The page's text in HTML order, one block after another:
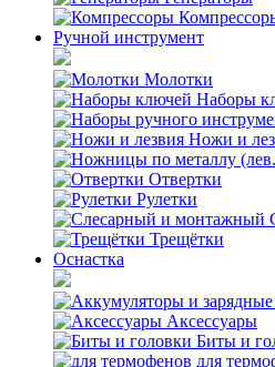
Ручной инструмент
Молотки
Наборы
Ножи и
Отвертки
Рулетки
Трещётки
Оснастка
Аксессуары
Биты и
для